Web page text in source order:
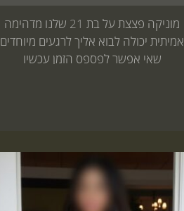
מוניקה פצצת על בת 21 שלנו מדהימה
אמיתית יכולה לבוא אליך לרגעים מיוחדים
שאי אפשר לפספס הזמן עכשיו